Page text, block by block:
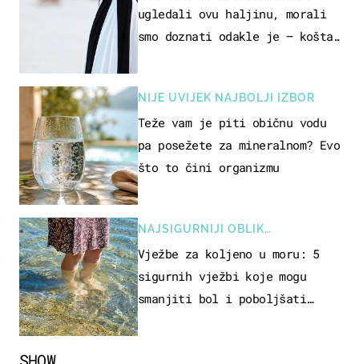
ugledali ovu haljinu, morali
smo doznati odakle je – košta
NIJE UVIJEK NAJBOLJI IZBOR
Teže vam je piti običnu vodu
pa posežete za mineralnom? Evo
što to čini organizmu
NAJSIGURNIJI OBLIK
REKREACIJE
Vježbe za koljeno u moru: 5
sigurnih vježbi koje mogu
smanjiti bol i poboljšati